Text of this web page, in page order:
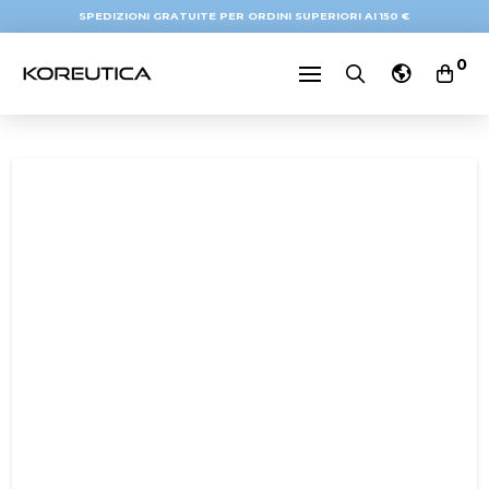
SPEDIZIONI GRATUITE PER ORDINI SUPERIORI AI 150 €
0